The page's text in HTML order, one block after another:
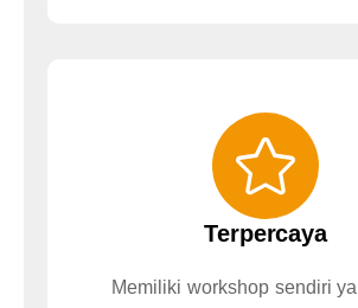
Terpercaya
Memiliki workshop sendiri